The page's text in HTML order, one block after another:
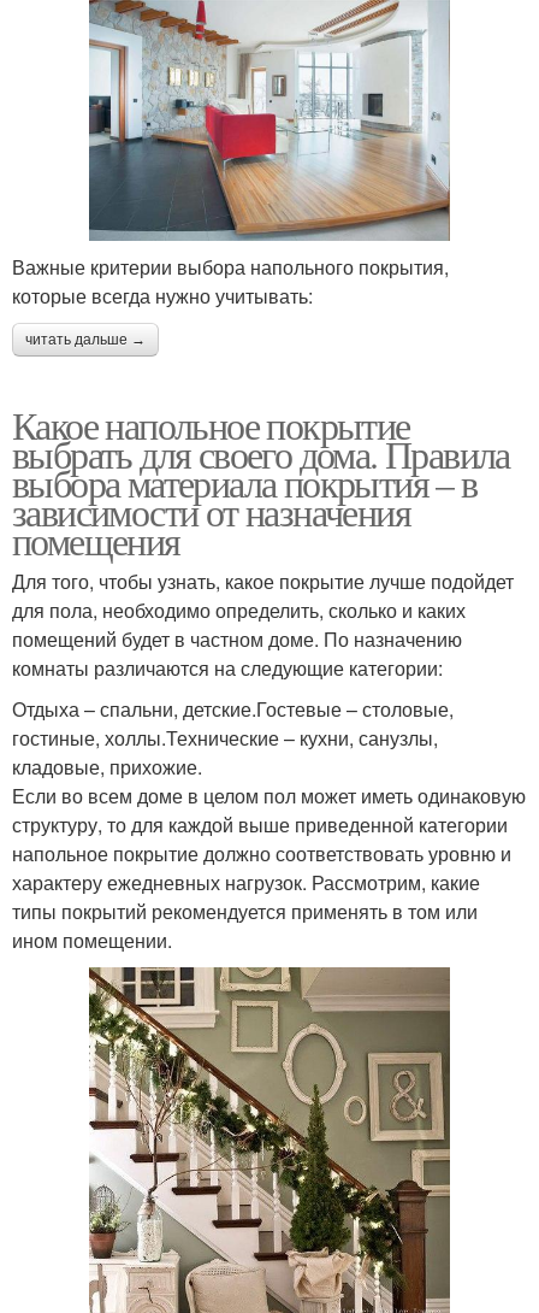
Важные критерии выбора напольного покрытия,
которые всегда нужно учитывать:
читать дальше →
Какое напольное покрытие
выбрать для своего дома. Правила
выбора материала покрытия – в
зависимости от назначения
помещения
Для того, чтобы узнать, какое покрытие лучше подойдет
для пола, необходимо определить, сколько и каких
помещений будет в частном доме. По назначению
комнаты различаются на следующие категории:
Отдыха – спальни, детские.Гостевые – столовые,
гостиные, холлы.Технические – кухни, санузлы,
кладовые, прихожие.
Если во всем доме в целом пол может иметь одинаковую
структуру, то для каждой выше приведенной категории
напольное покрытие должно соответствовать уровню и
характеру ежедневных нагрузок. Рассмотрим, какие
типы покрытий рекомендуется применять в том или
ином помещении.